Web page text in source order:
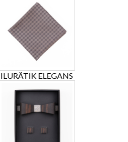
ILURÄTIK ELEGANS